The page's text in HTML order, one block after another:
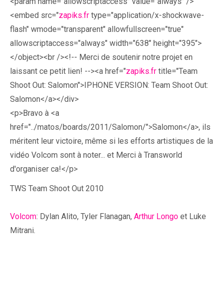
<embed src="zapiks.fr type="application/x-shockwave-
flash" wmode="transparent" allowfullscreen="true"
allowscriptaccess="always" width="638" height="395">
</object><br /><!-- Merci de soutenir notre projet en
laissant ce petit lien! --><a href="zapiks.fr title="Team
Shoot Out: Salomon">IPHONE VERSION: Team Shoot Out:
Salomon</a></div>
<p>Bravo à <a
href="../matos/boards/2011/Salomon/">Salomon</a>, ils
méritent leur victoire, même si les efforts artistiques de la
vidéo Volcom sont à noter... et Merci à Transworld
d'organiser ca!</p>
TWS Team Shoot Out 2010
Volcom: Dylan Alito, Tyler Flanagan, Arthur Longo et Luke
Mitrani.